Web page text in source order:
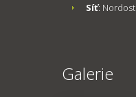
Síť:
Galerie